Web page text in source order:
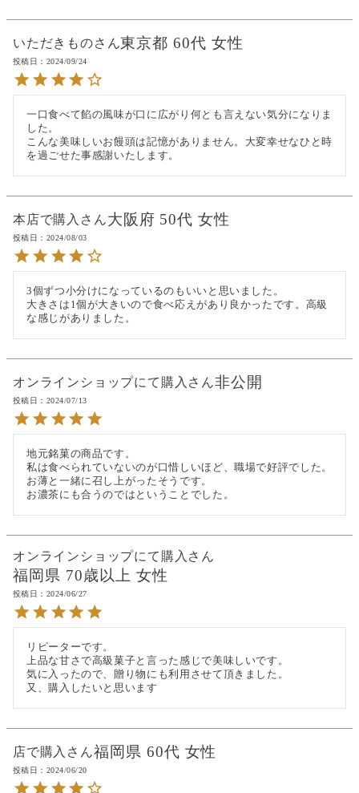
いただきもの 東京都 60代 女性
投稿日 2024/09/24
一口食べて餡の風味が口に広がり何とも言えない気分になりま
した。
こんな美味しいお饅頭は記憶がありません。大変幸せなひと時
を過ごせた事感謝いたします。
本店で購入 大阪府 50代 女性
投稿日 2024/08/03
3個ずつ小分けになっているのもいいと思いました。
大きさは1個が大きいので食べ応えがあり良かったです。高級
な感じがありました。
オンラインショップにて購入 非公開
投稿日 2024/07/13
地元銘菓の商品です。
私は食べられていないのが口惜しいほど、職場で好評でした。
お薄と一緒に召し上がったそうです。
お濃茶にも合うのではということでした。
オンラインショップにて購入
福岡県 70歳以上 女性
投稿日 2024/06/27
リピーターです。
上品な甘さで高級菓子と言った感じで美味しいです。
気に入ったので、贈り物にも利用させて頂きました。
又、購入したいと思います
店で購入 福岡県 60代 女性
投稿日 2024/06/20